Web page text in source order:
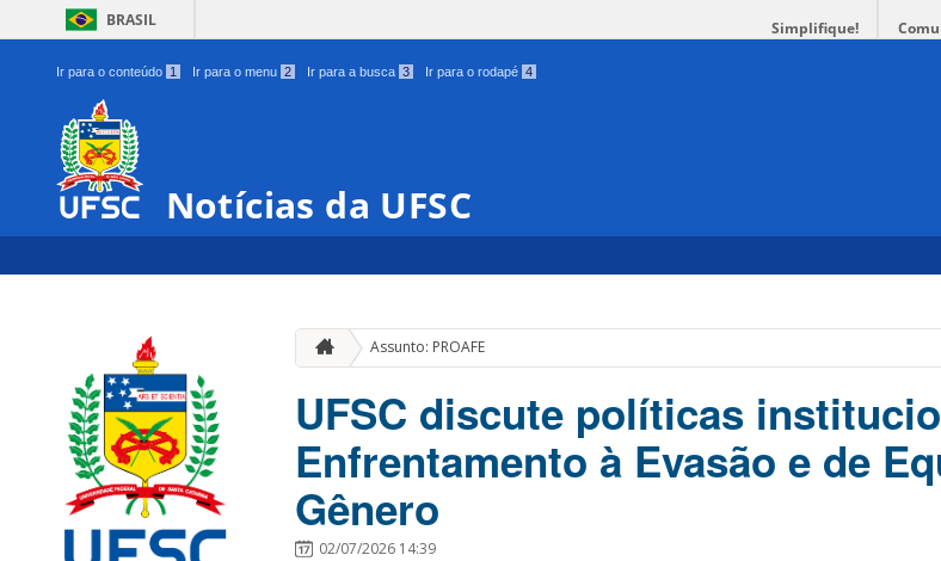
BRASIL Simplifique!
Ir para o conteúdo 1 Ir para o menu 2 Ir para a busca 3 Ir para o rodapé 4
Notícias da UFSC
Assunto: PROAFE
UFSC discute políticas
Enfrentamento à Evasão e de
Gênero
02/07/2026 14:39